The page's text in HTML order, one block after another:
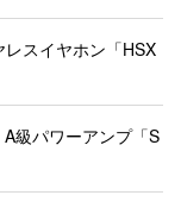
スイヤホン「HSX
級パワーアンプ「S